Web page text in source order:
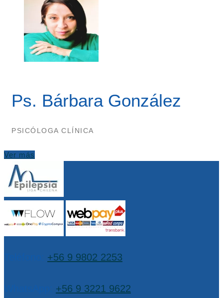
Ps. Bárbara González
PSICÓLOGA CLÍNICA
Ver más
+56 9 9802 2253
+56 9 3221 9622